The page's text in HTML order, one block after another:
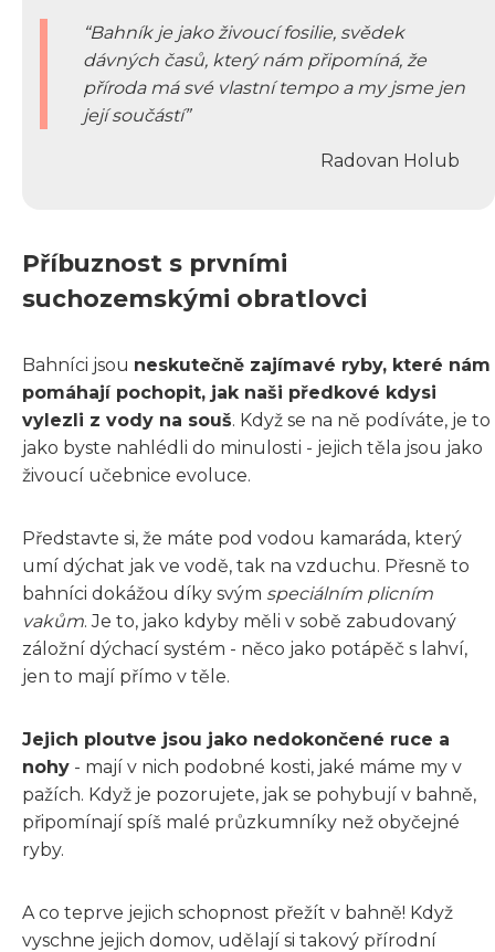
Bahník je jako živoucí fosilie, svědek
dávných časů, který nám připomíná, že
příroda má své vlastní tempo a my jsme jen
její součástí
Radovan Holub
Příbuznost s prvními
suchozemskými obratlovci
Bahníci jsou neskutečně zajímavé ryby, které nám
pomáhají pochopit, jak naši předkové kdysi
vylezli z vody na souš. Když se na ně podíváte, je to
jako byste nahlédli do minulosti - jejich těla jsou jako
živoucí učebnice evoluce.
Představte si, že máte pod vodou kamaráda, který
umí dýchat jak ve vodě, tak na vzduchu. Přesně to
bahníci dokážou díky svým speciálním plicním
vakům. Je to, jako kdyby měli v sobě zabudovaný
záložní dýchací systém - něco jako potápěč s lahví,
jen to mají přímo v těle.
Jejich ploutve jsou jako nedokončené ruce a
nohy - mají v nich podobné kosti, jaké máme my v
pažích. Když je pozorujete, jak se pohybují v bahně,
připomínají spíš malé průzkumníky než obyčejné
ryby.
A co teprve jejich schopnost přežít v bahně! Když
vyschne jejich domov, udělají si takový přírodní